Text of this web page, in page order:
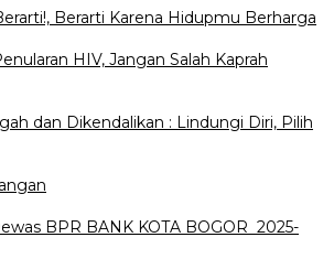
Berarti Karena Hidupmu Berharga
HIV, Jangan Salah Kaprah
dan Dikendalikan : Lindungi Diri, Pilih
BPR BANK KOTA BOGOR 2025-